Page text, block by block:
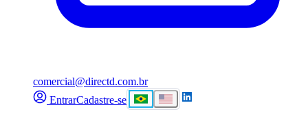
comercial@directd.com.br
EntrarCadastre-se